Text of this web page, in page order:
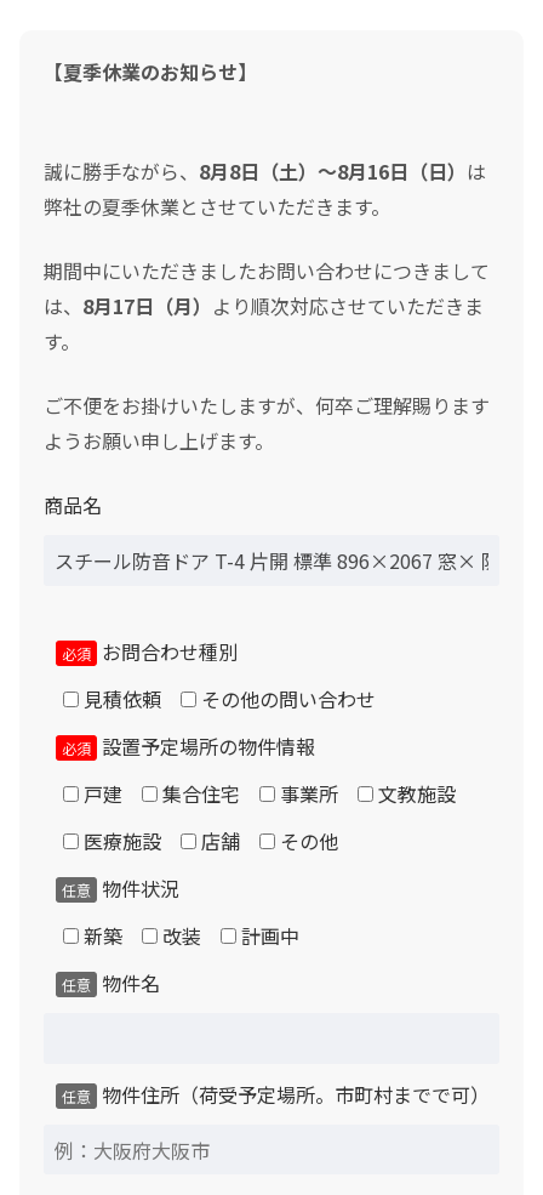
【夏季休業のお知らせ】
誠に勝手ながら、 8月8日（土）～8月16日（日） は
弊社の夏季休業とさせていただきます。
期間中にいただきましたお問い合わせにつきまして
は、 8月17日（月） より順次対応させていただきま
す。
ご不便をお掛けいたしますが、何卒ご理解賜ります
ようお願い申し上げます。
商品名
必須 お問合わせ種別
見積依頼
その他の問い合わせ
必須 設置予定場所の物件情報
戸建
集合住宅 事業所
文教施設
医療施設
店舗 その他
任意
物件状況
新築
改装 計画中
任意 物件名
任意 物件住所（荷受予定場所。市町村までで可）